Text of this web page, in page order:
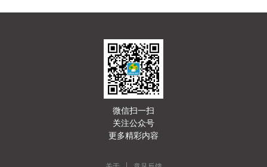
微信扫一扫
关注公众号
更多精彩内容